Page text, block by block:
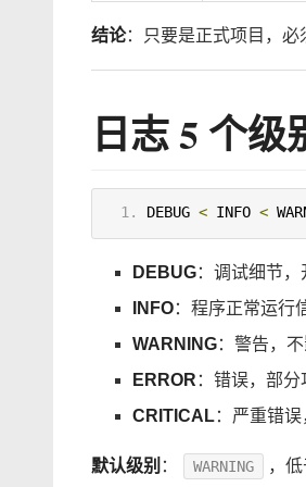
结论：只要是正式项目，必
日志 5 个级
DEBUG < INFO <
DEBUG：调试细节，
INFO：程序正常运行
WARNING：警告，
ERROR ：错误，部分
CRITICAL：严重错误
默认级别 ： WARNING ，